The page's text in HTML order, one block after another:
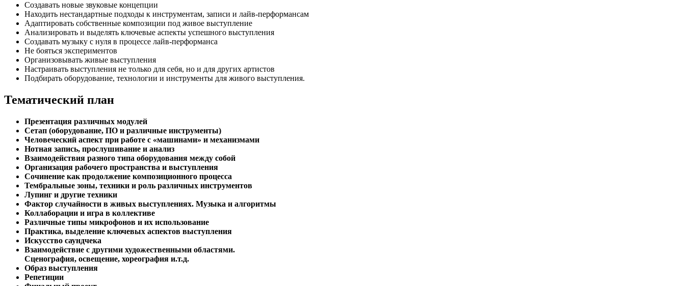
Создавать новые звуковые концепции
Находить нестандартные подходы к инструментам, записи и лайв-перформансам
Адаптировать собственные композиции под живое выступление
Анализировать и выделять ключевые аспекты успешного выступления
Создавать музыку с нуля в процессе лайв-перформанса
Не бояться экспериментов
Организовывать живые выступления
Настраивать выступления не только для себя, но и для других артистов
Подбирать оборудование, технологии и инструменты для живого выступления.
Тематический план
Презентация различных модулей
Сетап (оборудование, ПО и различные инструменты)
Человеческий аспект при работе с «машинами» и механизмами
Нотная запись, прослушивание и анализ
Взаимодействия разного типа оборудования между собой
Организация рабочего пространства и выступления
Сочинение как продолжение композиционного процесса
Тембральные зоны, техники и роль различных инструментов
Лупинг и другие техники
Фактор случайности в живых выступлениях. ​​​​​​​Музыка и алгоритмы
Коллаборации и игра в коллективе
Различные типы микрофонов и их использование
Практика, выделение ключевых аспектов выступления
Искусство саундчека
Взаимодействие с другими художественными областями.
​​​​​​​Сценография, освещение, хореография и.т.д.
Образ выступления
Репетиции